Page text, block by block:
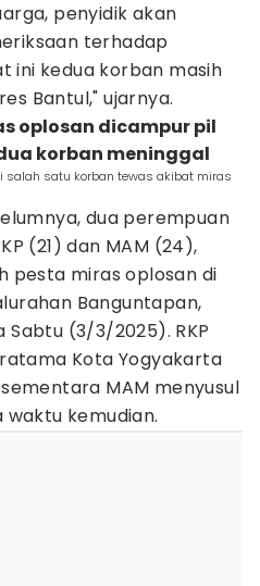
penyidik akan
terhadap
ini kedua korban masih
Bantul," ujarnya.
oplosan dicampur pil
korban meninggal
salah satu korban tewas akibat miras
dua perempuan
(21) dan MAM (24),
pesta miras oplosan di
Banguntapan,
(3/3/2025). RKP
Kota Yogyakarta
MAM menyusul
waktu kemudian.